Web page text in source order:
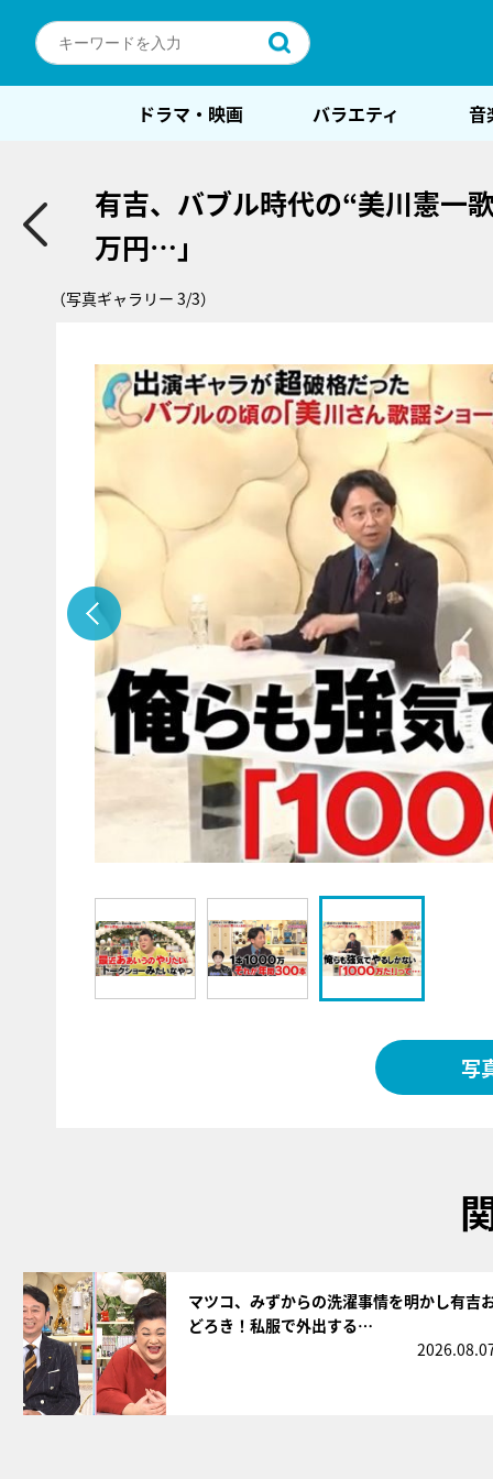
ドラマ・映画 バラエティ 音
有吉、バブル時代の“美川憲一
万円…」
（写真ギャラリー 3/3）
写
マツコ、みずからの洗濯事情を明かし有吉
どろき！私服で外出する…